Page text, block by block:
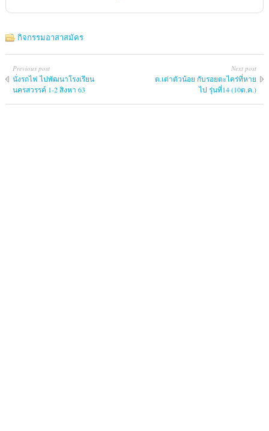
กิจกรรมอาสาสมัคร
Previous post
นั่งรถไฟ ไปพัฒนาโรงเรียน
นครสวรรค์ 1-2 สิงหา 63
Next post
ต.เต่าตัวน้อย กับรอยตะไคร่ที่หาย
ไป รุ่นที่14 (10ต.ค.)